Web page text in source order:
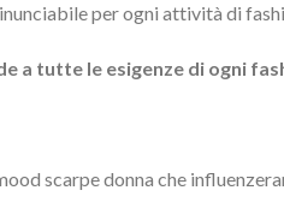
per ogni attività di
a tutte le esigenze di ogni
scarpe donna che